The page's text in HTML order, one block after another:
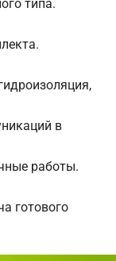
типа.
в
работы.
готового